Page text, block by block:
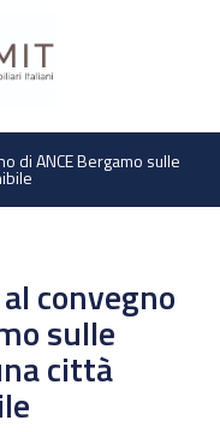
di ANCE Bergamo sulle
convegno
sulle
città